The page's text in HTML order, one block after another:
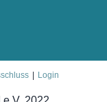
Login